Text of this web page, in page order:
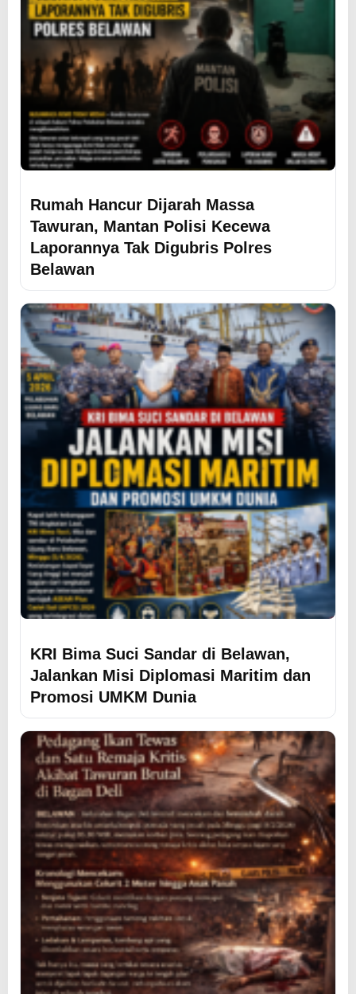
Rumah Hancur Dijarah Massa
Tawuran, Mantan Polisi Kecewa
Laporannya Tak Digubris Polres
Belawan
KRI Bima Suci Sandar di Belawan,
Jalankan Misi Diplomasi Maritim dan
Promosi UMKM Dunia